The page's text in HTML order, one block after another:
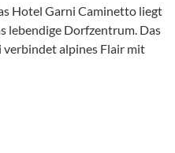
Hotel Garni Caminetto liegt
lebendige Dorfzentrum. Das
alpines Flair mit